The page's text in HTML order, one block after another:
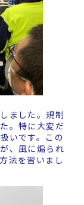
ました。規制
。特に大変だ
いです。この
、風に煽られ
法を習いまし